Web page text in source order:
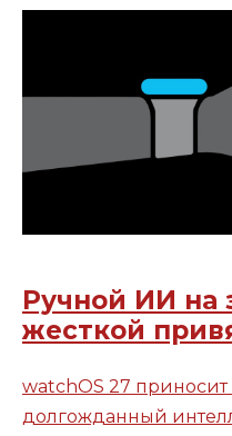
Ручной ИИ на
жесткой
watchOS 27
долгожданный